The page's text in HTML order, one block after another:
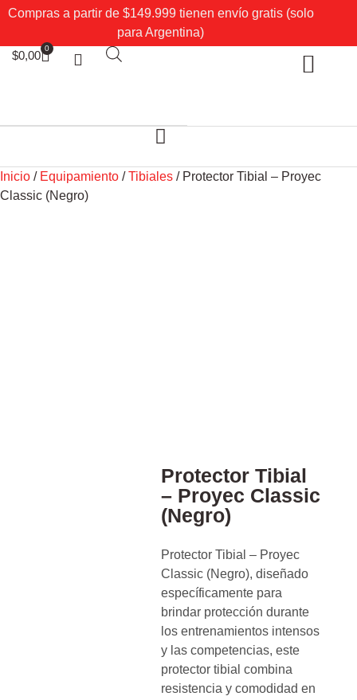
Compras a partir de $149.999 tienen envío gratis (solo
para Argentina)
$0,00
0
Inicio / Equipamiento /Tibiales / Protector Tibial – Proyec
Classic (Negro)
Protector Tibial
– Proyec Classic
(Negro)
Protector Tibial – Proyec
Classic (Negro), diseñado
específicamente para
brindar protección durante
los entrenamientos intensos
y las competencias, este
protector tibial combina
resistencia y comodidad en